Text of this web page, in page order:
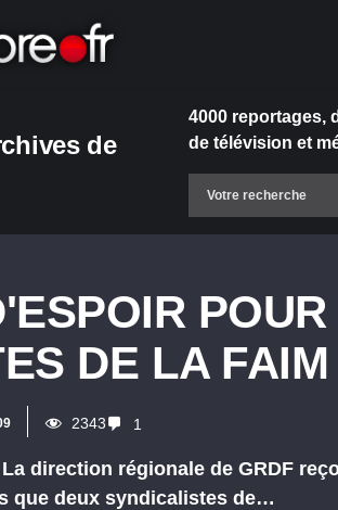
de
4000 reportages,
de télévision et
DE LA
2343 1
La direction régionale de GRDF
que deux syndicalistes de…